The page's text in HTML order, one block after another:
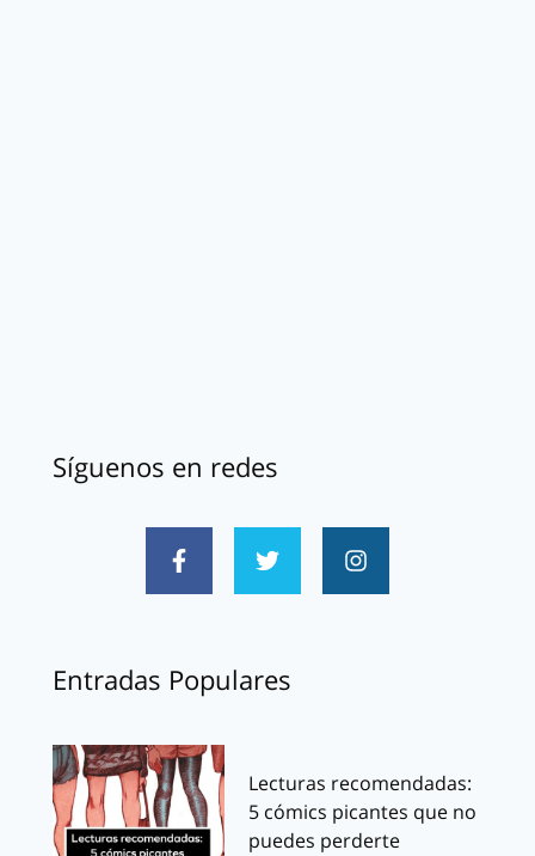
Síguenos en redes
Entradas Populares
Lecturas recomendadas:
5 cómics picantes que no
puedes perderte